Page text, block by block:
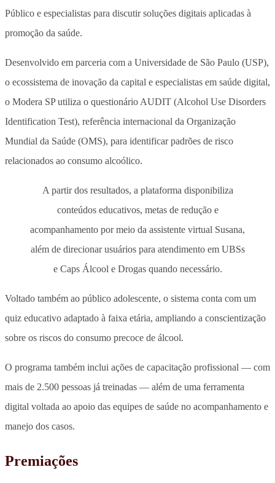
Público e especialistas para discutir soluções digitais aplicadas à
promoção da saúde.
Desenvolvido em parceria com a Universidade de São Paulo (USP),
o ecossistema de inovação da capital e especialistas em saúde digital,
o Modera SP utiliza o questionário AUDIT (Alcohol Use Disorders
Identification Test), referência internacional da Organização
Mundial da Saúde (OMS), para identificar padrões de risco
relacionados ao consumo alcoólico.
A partir dos resultados, a plataforma disponibiliza
conteúdos educativos, metas de redução e
acompanhamento por meio da assistente virtual Susana,
além de direcionar usuários para atendimento em UBSs
e Caps Álcool e Drogas quando necessário.
Voltado também ao público adolescente, o sistema conta com um
quiz educativo adaptado à faixa etária, ampliando a conscientização
sobre os riscos do consumo precoce de álcool.
O programa também inclui ações de capacitação profissional — com
mais de 2.500 pessoas já treinadas — além de uma ferramenta
digital voltada ao apoio das equipes de saúde no acompanhamento e
manejo dos casos.
Premiações